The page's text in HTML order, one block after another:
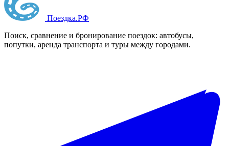
Поездка.РФ
Поиск, сравнение и бронирование поездок: автобусы,
попутки, аренда транспорта и туры между городами.